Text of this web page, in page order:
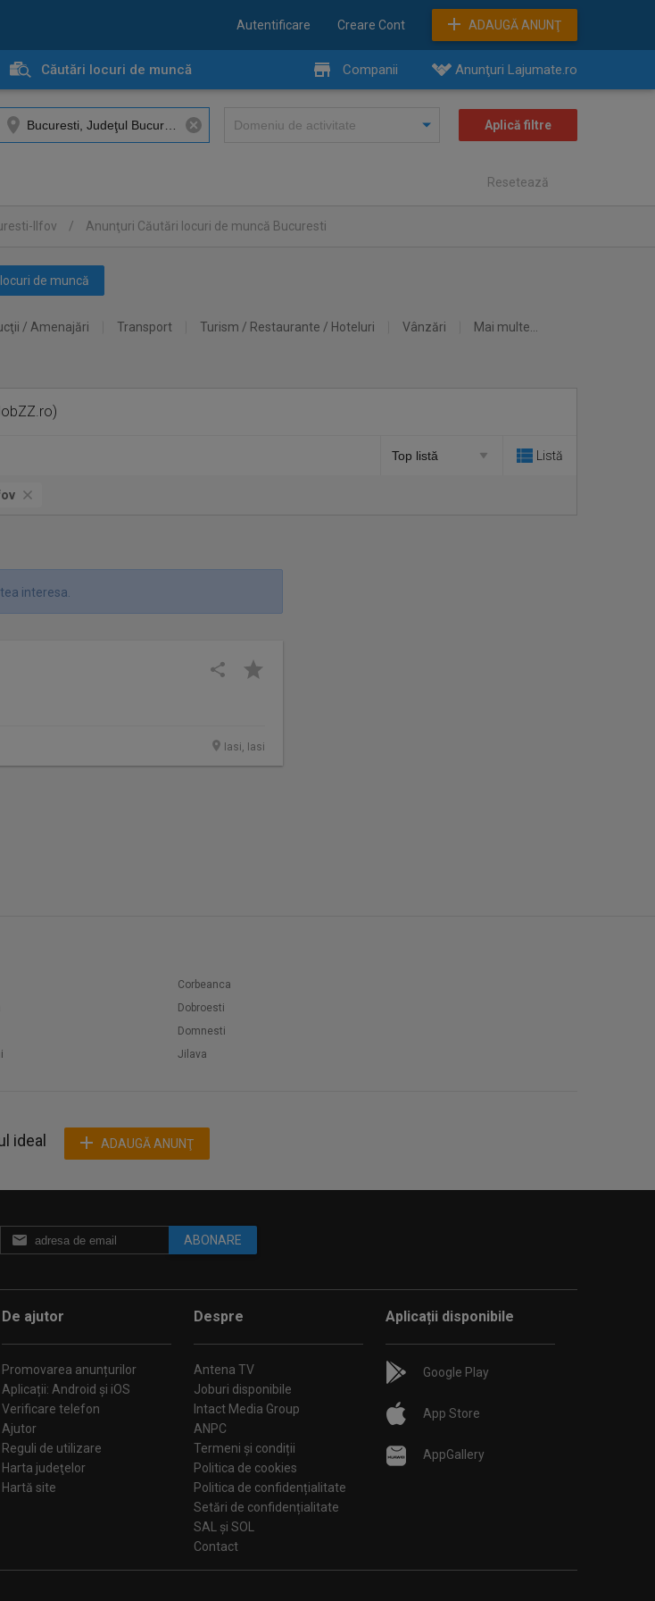
Autentificare Creare Cont ADAUGĂ ANUNŢ
Căutări locuri de muncă Companii Anunţuri Lajumate.ro
Resetează
Ilfov / Anunţuri Căutări locuri de muncă Bucuresti
de muncă
/ Amenajări Transport Turism / Restaurante / Hoteluri Vânzări Mai multe...
Listă
interesa.
Iasi, Iasi
Corbeanca
Dobroesti
Domnesti
Jilava
ideal ADAUGĂ ANUNŢ
ABONARE
De ajutor
Promovarea anunțurilor
Aplicații: Android și iOS
Verificare telefon
Ajutor
Reguli de utilizare
Harta judeţelor
Hartă site
Despre
Antena TV
Joburi disponibile
Intact Media Group
ANPC
Termeni și condiții
Politica de cookies
Politica de confidențialitate
Setări de confidențialitate
SAL și SOL
Contact
Aplicații disponibile
Google Play
App Store
AppGallery